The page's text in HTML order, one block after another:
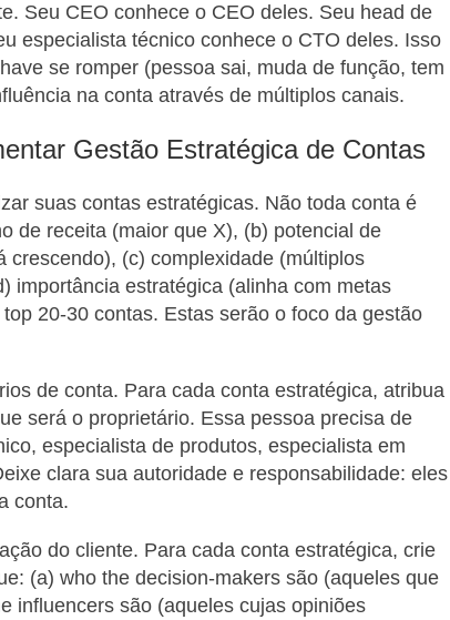
Seu CEO conhece o CEO deles. Seu head de
especialista técnico conhece o CTO deles. Isso
se romper (pessoa sai, muda de função, tem
na conta através de múltiplos canais.
Gestão Estratégica de Contas
suas contas estratégicas. Não toda conta é
de receita (maior que X), (b) potencial de
crescendo), (c) complexidade (múltiplos
importância estratégica (alinha com metas
20-30 contas. Estas serão o foco da gestão
de conta. Para cada conta estratégica, atribua
será o proprietário. Essa pessoa precisa de
especialista de produtos, especialista em
clara sua autoridade e responsabilidade: eles
conta.
do cliente. Para cada conta estratégica, crie
(a) who the decision-makers são (aqueles que
influencers são (aqueles cujas opiniões